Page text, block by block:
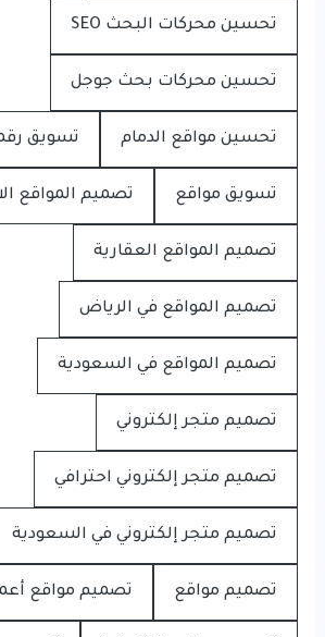
تحسين محركات البحث SEO
تحسين محركات بحث جوجل
تحسين مواقع الدمام تسويق
تسويق مواقع تصميم المواقع
تصميم المواقع العقارية
تصميم المواقع في الرياض
تصميم المواقع في السعودية
تصميم متجر إلكتروني
تصميم متجر إلكتروني احترافي
تصميم متجر إلكتروني في السعودية
تصميم مواقع تصميم مواقع